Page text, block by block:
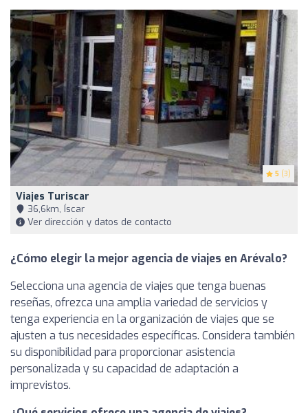
5 (3)
Viajes Turiscar
36,6km, Íscar
Ver dirección y datos de contacto
¿Cómo elegir la mejor agencia de viajes en Arévalo?
Selecciona una agencia de viajes que tenga buenas
reseñas, ofrezca una amplia variedad de servicios y
tenga experiencia en la organización de viajes que se
ajusten a tus necesidades específicas. Considera también
su disponibilidad para proporcionar asistencia
personalizada y su capacidad de adaptación a
imprevistos.